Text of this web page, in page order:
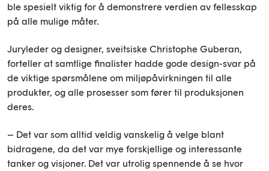
ble spesielt viktig for å demonstrere verdien av fellesskap
på alle mulige måter.
Juryleder og designer, sveitsiske Christophe Guberan,
forteller at samtlige finalister hadde gode design-svar på
de viktige spørsmålene om miljøpåvirkningen til alle
produkter, og alle prosesser som fører til produksjonen
deres.
– Det var som alltid veldig vanskelig å velge blant
bidragene, da det var mye forskjellige og interessante
tanker og visjoner. Det var utrolig spennende å se hvor